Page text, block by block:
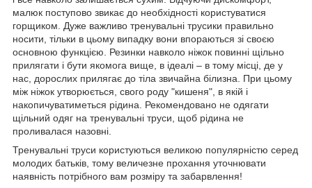
малюк поступово звикає до необхідності користуватися
горщиком. Дуже важливо тренувальні трусики правильно
носити, тільки в цьому випадку вони впораються зі своєю
основною функцією. Резинки навколо ніжок повинні щільно
прилягати і бути якомога вище, в ідеалі – в тому місці, де у
нас, дорослих прилягає до тіла звичайна білизна. При цьому
між ніжок утворюється, свого роду "кишеня", в якій і
накопичуватиметься рідина. Рекомендовано не одягати
щільний одяг на тренувальні труси, щоб рідина не
проливалася назовні.
Тренувальні труси користуються великою популярністю серед
молодих батьків, тому величезне прохання уточнювати
наявність потрібного вам розміру та забарвлення!